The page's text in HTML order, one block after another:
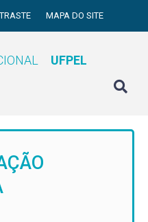
MAPA DO SITE
UFPEL